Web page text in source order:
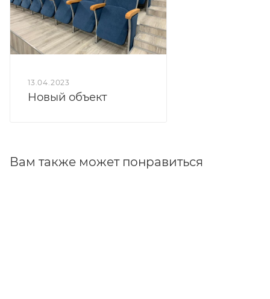
13.04.2023
Новый объект
Вам также может понравиться